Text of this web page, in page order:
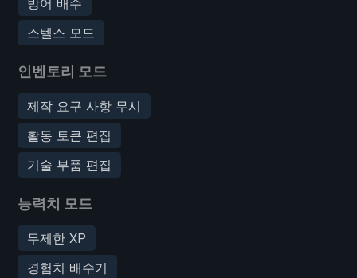
방어 배수
스텔스 모드
인벤토리 모드
제작 요구 사항 무시
활동 토큰 편집
기술 부품 편집
능력치 모드
무제한 XP
경험치 배수기